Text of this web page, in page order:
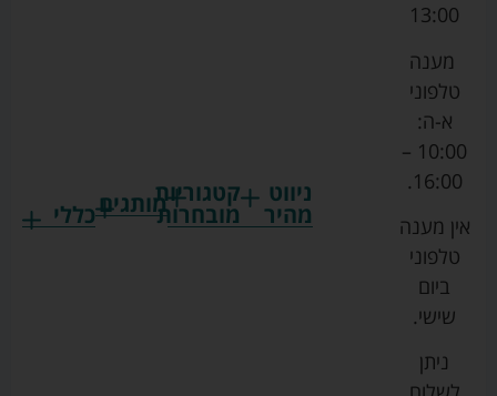
ניווט
מהיר
קטגוריות
מובחרותמותגים
גרקו
כללי
13:00
מענה
טלפוני
א-ה:
10:00 –
16:00.
אין מענה
טלפוני
ביום
שישי.
ניתן